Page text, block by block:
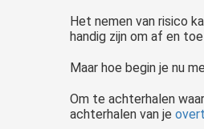
Het nemen van risico
handig zijn om af en
Maar hoe begin je nu
Om te achterhalen
achterhalen van je